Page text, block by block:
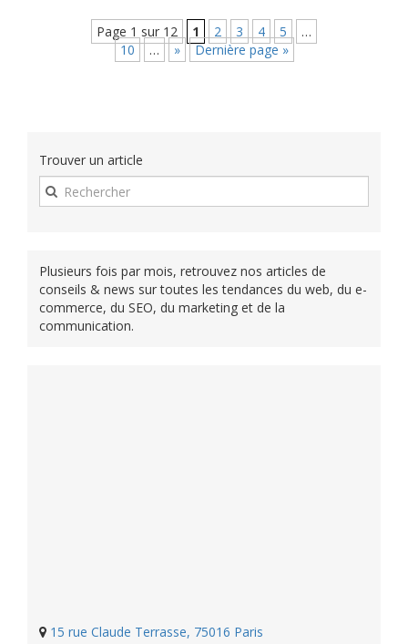
Page 1 sur 12 1 2 3 4 5
…
10
… » Dernière page »
Trouver un article
Plusieurs fois par mois, retrouvez nos articles de
conseils & news sur toutes les tendances du web, du e-
commerce, du SEO, du marketing et de la
communication.
15 rue Claude Terrasse, 75016 Paris